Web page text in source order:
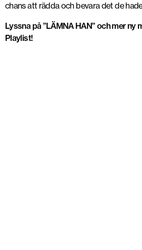
chans att rädda och bevara det de
Lyssna på ”LÄMNA HAN” och mer ny
Playlist!